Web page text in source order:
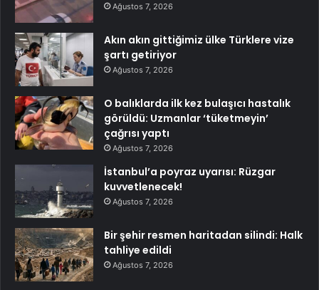
Ağustos 7, 2026
Akın akın gittiğimiz ülke Türklere vize
şartı getiriyor
Ağustos 7, 2026
O balıklarda ilk kez bulaşıcı hastalık
görüldü: Uzmanlar ‘tüketmeyin’
çağrısı yaptı
Ağustos 7, 2026
İstanbul’a poyraz uyarısı: Rüzgar
kuvvetlenecek!
Ağustos 7, 2026
Bir şehir resmen haritadan silindi: Halk
tahliye edildi
Ağustos 7, 2026